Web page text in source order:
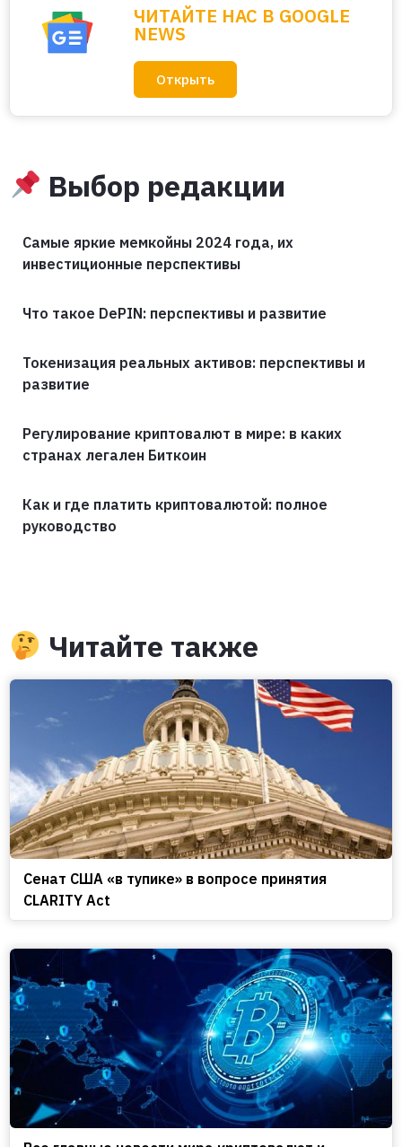
ЧИТАЙТЕ НАС В GOOGLE
NEWS
Открыть
Выбор редакции
Самые яркие мемкойны 2024 года, их
инвестиционные перспективы
Что такое DePIN: перспективы и развитие
Токенизация реальных активов: перспективы и
развитие
Регулирование криптовалют в мире: в каких
странах легален Биткоин
Как и где платить криптовалютой: полное
руководство
Читайте также
Сенат США «в тупике» в вопросе принятия
CLARITY Act